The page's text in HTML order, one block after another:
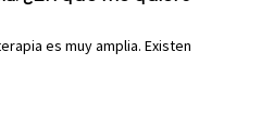
es muy amplia. Existen